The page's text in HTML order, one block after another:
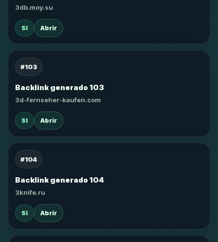
3db.moy.su
SI Abrir
#103
Backlink generado 103
3d-fernseher-kaufen.com
SI Abrir
#104
Backlink generado 104
3knife.ru
SI Abrir